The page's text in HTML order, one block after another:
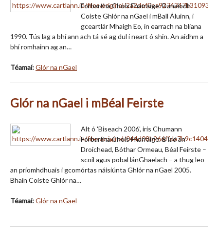
Forbartha Chois Fharraige. Bunaíodh
Coiste Ghlór na nGael i mBall Áluinn, i
gceartlár Mhaigh Eo, in earrach na bliana
1990. Tús lag a bhí ann ach tá sé ag dul i neart ó shin. An aidhm a
bhí romhainn ag an…
Téamaí:Glór na nGael
Glór na nGael i mBéal Feirste
Alt ó 'Biseach 2006', iris Chumann
Forbartha Chois Fharraige. B’iad an
Droichead, Bóthar Ormeau, Béal Feirste –
scoil agus pobal lánGhaelach – a thug leo
an príomhdhuais i gcomórtas náisiúnta Ghlór na nGael 2005.
Bhain Coiste Ghlór na…
Téamaí:Glór na nGael